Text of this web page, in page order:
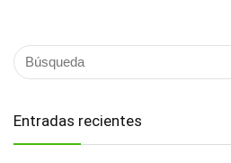
Entradas recientes